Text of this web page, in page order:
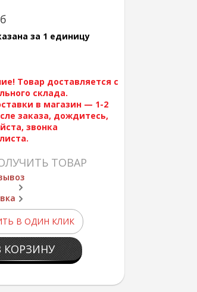
за 1 единицу
Товар доставляется с
склада.
в магазин — 1-2
заказа, дождитесь,
звонка
ТОВАР
В ОДИН КЛИК
КОРЗИНУ